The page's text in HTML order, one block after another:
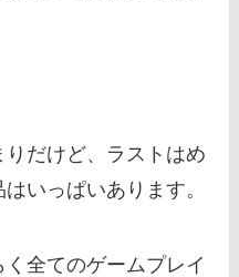
だけど、ラストはめ
いっぱいあります。
全てのゲームプレイ